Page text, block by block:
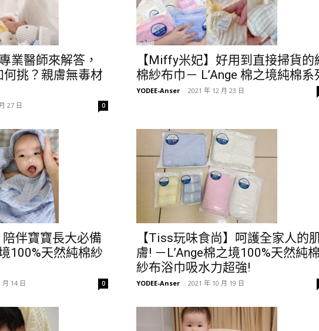
業醫師來解答，
挑？親膚無毒材
27 日 0
【Miffy米妃】好用到直接掃貨的
棉紗布巾－ L’Ange 棉之境純棉系
YODEE-Anser - 2021 年 12 月 23 日
陪伴寶寶長大必備
100%天然純棉紗
月 14 日 0
【Tiss玩味食尚】呵護全家人的
膚! －L’Ange棉之境100%天然純棉
紗布浴巾吸水力超強!
YODEE-Anser - 2021 年 10 月 19 日